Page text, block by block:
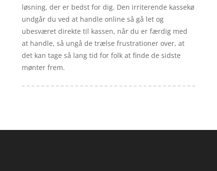
løsning, der er bedst for dig. Den irriterende kassekø
undgår du ved at handle online så gå let og
ubesværet direkte til kassen, når du er færdig med
at handle, så ungå de trælse frustrationer over, at
det kan tage så lang tid for folk at finde de sidste
mønter frem.